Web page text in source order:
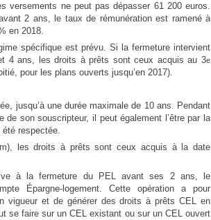
versements ne peut pas dépasser 61 200 euros.
2 ans, le taux de rémunération est ramené à
en 2018.
spécifique est prévu. Si la fermeture intervient
4 ans, les droits à prêts sont ceux acquis au 3e
pour les plans ouverts jusqu’en 2017).
jusqu’à une durée maximale de 10 ans. Pendant
de son souscripteur, il peut également l’être par la
été respectée.
les droits à prêts sont ceux acquis à la date
à la fermeture du PEL avant ses 2 ans, le
Épargne-logement. Cette opération a pour
vigueur et de générer des droits à prêts CEL en
se faire sur un CEL existant ou sur un CEL ouvert